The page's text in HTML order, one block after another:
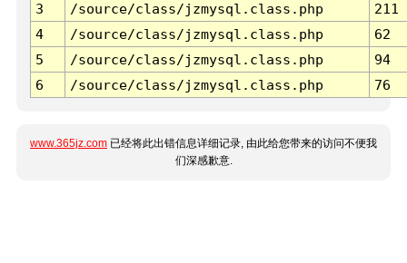
3 /source/class/jzmysql.class.php
211
4
/source/class/jzmysql.class.php
62
5
/source/class/jzmysql.class.php
94
6
/source/class/jzmysql.class.php 76
www.365jz.com 已经将此出错信息详细记录, 由此给您带来的访问不便我
们深感歉意.